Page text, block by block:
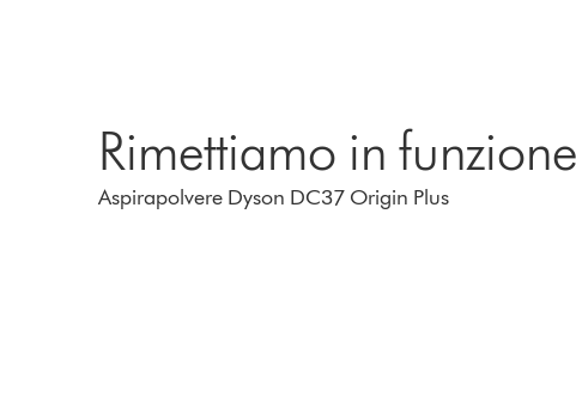
Rimettiamo in
Aspirapolvere Dyson DC37 Origin Plus